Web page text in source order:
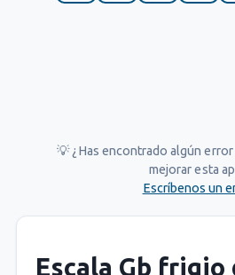
💡 ¿Has encontrado algún
mejorar esta
Escríbenos un
Escala Gb